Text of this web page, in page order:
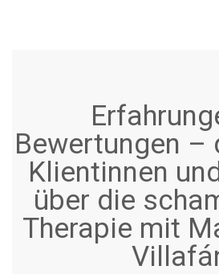
Bewertungen –
Klientinnen
über die
Therapie mit